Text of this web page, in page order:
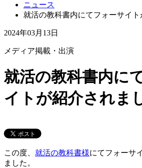
ニュース
就活の教科書内にてフォーサイト
2024年03月13日
メディア掲載・出演
就活の教科書内に
イトが紹介されま
この度、 就活の教科書様にてフォーサ
ました。